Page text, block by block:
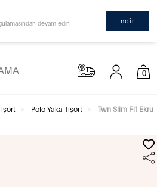
devam edin İndir
0
Polo Yaka Tişört
Twn Slim Fit Ekru